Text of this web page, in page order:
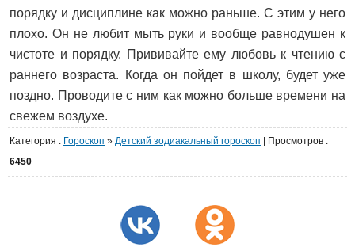
порядку и дисциплине как можно раньше. С этим у него
плохо. Он не любит мыть руки и вообще равнодушен к
чистоте и порядку. Прививайте ему любовь к чтению с
раннего возраста. Когда он пойдет в школу, будет уже
поздно. Проводите с ним как можно больше времени на
свежем воздухе.
Категория : Гороскоп » Детский зодиакальный гороскоп Просмотров :
6450